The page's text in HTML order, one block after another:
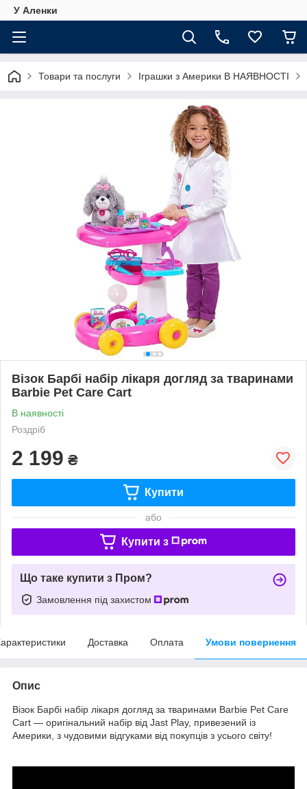
У Аленки
Товари та послуги Іграшки з Америки В НАЯВНОСТІ
Візок Барбі набір лікаря догляд за тваринами
Barbie Pet Care Cart
В наявності
Роздріб
2 199 ₴
Купити
або
Купити з
Що таке купити з Пром?
Замовлення під захистом
Доставка Оплата Умови повернення
Опис
Візок Барбі набір лікаря догляд за тваринами Barbie Pet Care
Cart — оригінальний набір від Jast Play, привезений із
Америки, з чудовими відгуками від покупців з усього світу!